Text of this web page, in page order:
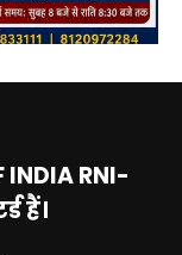
INDIA RNI-
हैं।